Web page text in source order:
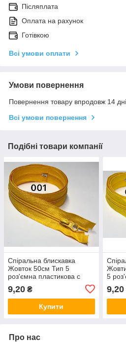
Післяплата
Оплата на рахунок
Готівкою
Всі умови оплати
Умови повернення
Повернення товару впродовж 14
Всі умови повернення
Подібні товари компанії
Спіральна блискавка
Жовток 50см Тип 5
роз'ємна пластикова с
9,20 ₴
Купити
5
9,20
Про нас